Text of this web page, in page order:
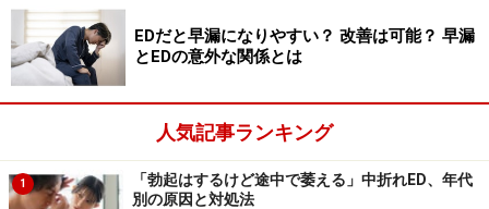
な解消にはつながりません。インターネットで検索すれ
ばさまざまな情報がありますが、中には誤った情報や危
険性を含む情報もあることから、やはり医師への相談を
通じて正しい情報や知識を入手することをおすすめしま
また、ED傾向が現れるとパートナーから「私には魅力が
EDだと早漏になりやすい？ 改善は可能？ 早漏
とEDの意外な関係とは
人気記事ランキング
1
「勃起はするけど途中で萎える」中折れED、年代
別の原因と対処法